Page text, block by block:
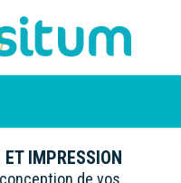
ET IMPRESSION
de vos